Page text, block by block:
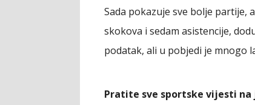
Sada pokazuje sve bolje partije,
skokova i sedam asistencije,
podatak, ali u pobjedi je mnogo
Pratite sve sportske vijesti